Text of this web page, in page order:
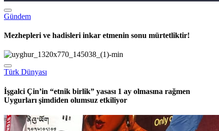
Mezhepleri ve hadisleri inkar etmenin sonu mürtetliktir!
Türk Dünyası
İşgalci Çin’in “etnik birlik” yasası 1 ay olmasına rağmen
Uygurları şimdiden olumsuz etkiliyor